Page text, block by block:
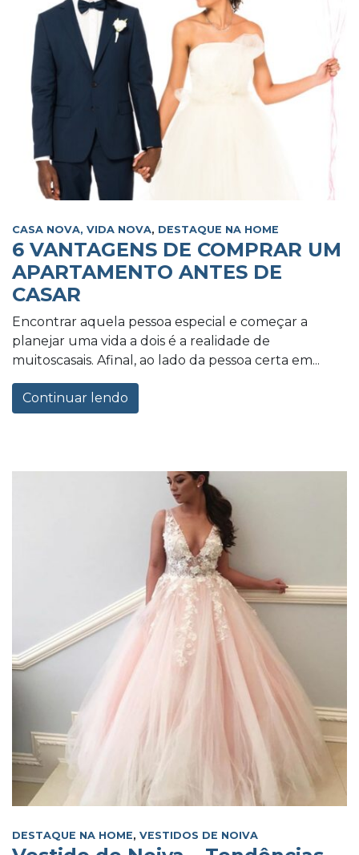
CASA NOVA, VIDA NOVA, DESTAQUE NA HOME
6 VANTAGENS DE COMPRAR UM
APARTAMENTO ANTES DE
CASAR
Encontrar aquela pessoa especial e começar a
planejar uma vida a dois é a realidade de
muitoscasais. Afinal, ao lado da pessoa certa em...
Continuar lendo
DESTAQUE NA HOME, VESTIDOS DE NOIVA